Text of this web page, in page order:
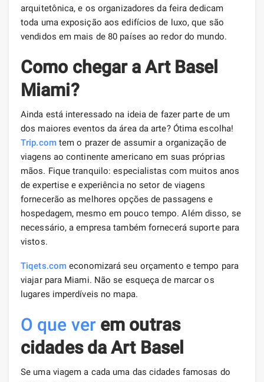
arquitetônica, e os organizadores da feira dedicam
toda uma exposição aos edifícios de luxo, que são
vendidos em mais de 80 países ao redor do mundo.
Como chegar a Art Basel
Miami?
Ainda está interessado na ideia de fazer parte de um
dos maiores eventos da área da arte? Ótima escolha!
Trip.comtem o prazer de assumir a organização de
viagens ao continente americano em suas próprias
mãos. Fique tranquilo: especialistas com muitos anos
de expertise e experiência no setor de viagens
fornecerão as melhores opções de passagens e
hospedagem, mesmo em pouco tempo. Além disso, se
necessário, a empresa também fornecerá suporte para
vistos.
Tiqets.com economizará seu orçamento e tempo para
viajar para Miami. Não se esqueça de marcar os
lugares imperdíveis no mapa.
O que verem outras
cidades da Art Basel
Se uma viagem a cada uma das cidades famosas do